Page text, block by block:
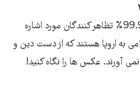
به این می گویند خبر رسانی سودار! 99.9% تظاهر کنندگان مورد اشاره
به اروپا هستند که از دست دین و
نمی آورند. عکس ها را نگاه کنید!